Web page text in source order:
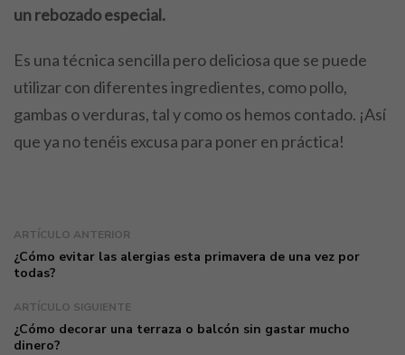
un rebozado especial.
Es una técnica sencilla pero deliciosa que se puede
utilizar con diferentes ingredientes, como pollo,
gambas o verduras, tal y como os hemos contado. ¡Así
que ya no tenéis excusa para poner en práctica!
ARTÍCULO ANTERIOR
¿Cómo evitar las alergias esta primavera de una vez por
todas?
ARTÍCULO SIGUIENTE
¿Cómo decorar una terraza o balcón sin gastar mucho
dinero?